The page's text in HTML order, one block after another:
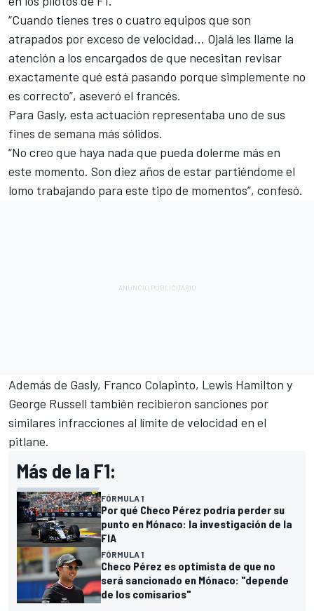
“Cuando tienes tres o cuatro equipos que son
atrapados por exceso de velocidad... Ojalá les llame la
atención a los encargados de que necesitan revisar
exactamente qué está pasando porque simplemente no
es correcto”, aseveró el francés.
Para Gasly, esta actuación representaba uno de sus
fines de semana más sólidos.
“No creo que haya nada que pueda dolerme más en
este momento. Son diez años de estar partiéndome el
lomo trabajando para este tipo de momentos”, confesó.
Además de Gasly, Franco Colapinto, Lewis Hamilton y
George Russell también recibieron sanciones por
similares infracciones al límite de velocidad en el
pitlane.
Más de la F1:
FÓRMULA 1
Por qué Checo Pérez podría perder su
punto en Mónaco: la investigación de la
FIA
FÓRMULA 1
Checo Pérez es optimista de que no
será sancionado en Mónaco: "depende
de los comisarios"